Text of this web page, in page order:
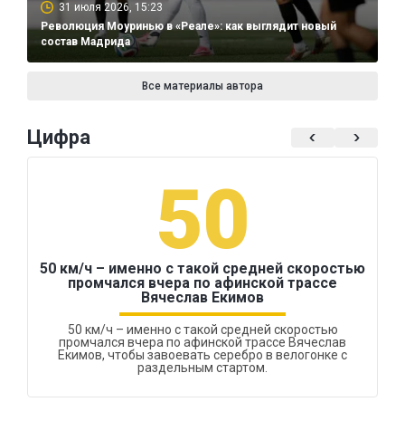
31 июля 2026, 15:23
Революция Моуринью в «Реале»: как выглядит новый
состав Мадрида
Все материалы автора
Цифра
50
50 км/ч – именно с такой средней скоростью
промчался вчера по афинской трассе
Вячеслав Екимов
50 км/ч – именно с такой средней скоростью
промчался вчера по афинской трассе Вячеслав
Екимов, чтобы завоевать серебро в велогонке с
раздельным стартом.